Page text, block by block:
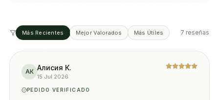
Más Recientes Mejor Valorados Más Útiles 7 reseñas
АК Алисия К.
15 Jul 2026
PEDIDO VERIFICADO